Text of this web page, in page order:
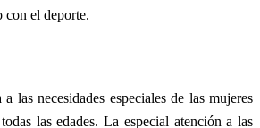
con el deporte.
las necesidades especiales de las mujeres
las edades. La especial atención a las